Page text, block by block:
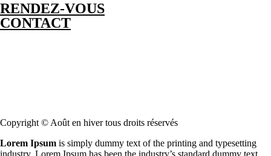
RENDEZ-VOUS
CONTACT
Copyright © Août en hiver tous droits réservés
Lorem Ipsum is simply dummy text of the printing and typesetting
industry. Lorem Ipsum has been the industry’s standard dummy text